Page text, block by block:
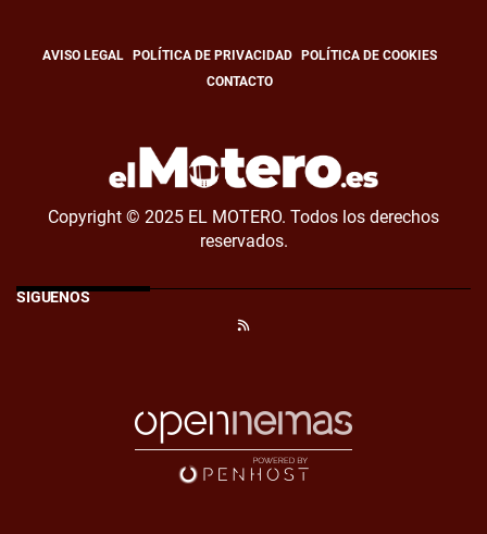
AVISO LEGAL POLÍTICA DE PRIVACIDAD
POLÍTICA DE COOKIES
CONTACTO
Copyright © 2025 EL MOTERO. Todos los derechos
reservados.
SÍGUENOS